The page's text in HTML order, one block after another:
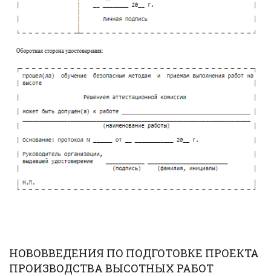
НОВОВВЕДЕНИЯ ПО ПОДГОТОВКЕ ПРОЕКТА
ПРОИЗВОДСТВА ВЫСОТНЫХ РАБОТ